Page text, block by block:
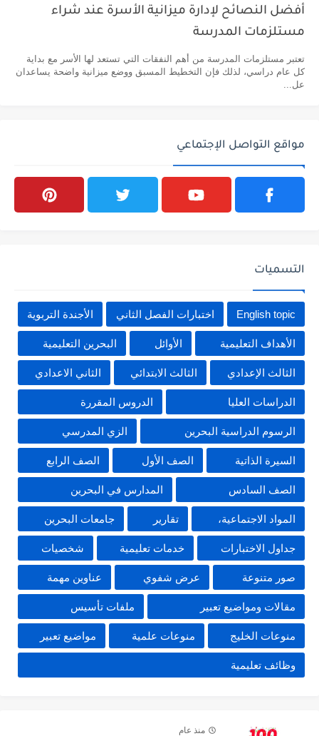
أفضل النصائح لإدارة ميزانية الأسرة عند شراء
مستلزمات المدرسة
تعتبر مستلزمات المدرسة من أهم النفقات التي تستعد لها الأسر مع بداية
كل عام دراسي، لذلك فإن التخطيط المسبق ووضع ميزانية واضحة يساعدان
عل...
مواقع التواصل الإجتماعي
التسميات
English topic اختبارات الفصل الثاني الأجندة التربوية
الأهداف التعليمية الأوائل البحرين التعليمية
الثالث الإعدادي الثالث الابتدائي الثاني الاعدادي
الدراسات العليا الدروس المقررة
الرسوم الدراسية البحرين الزي المدرسي
السيرة الذاتية الصف الأول الصف الرابع
الصف السادس المدارس في البحرين
المواد الاجتماعية، تقارير جامعات البحرين
جداول الاختبارات خدمات تعليمية شخصيات
صور متنوعة عرض شفوي عناوين مهمة
مقالات ومواضيع تعبير ملفات تأسيس
منوعات الخليج منوعات علمية مواضيع تعبير
وظائف تعليمية
منذ عام